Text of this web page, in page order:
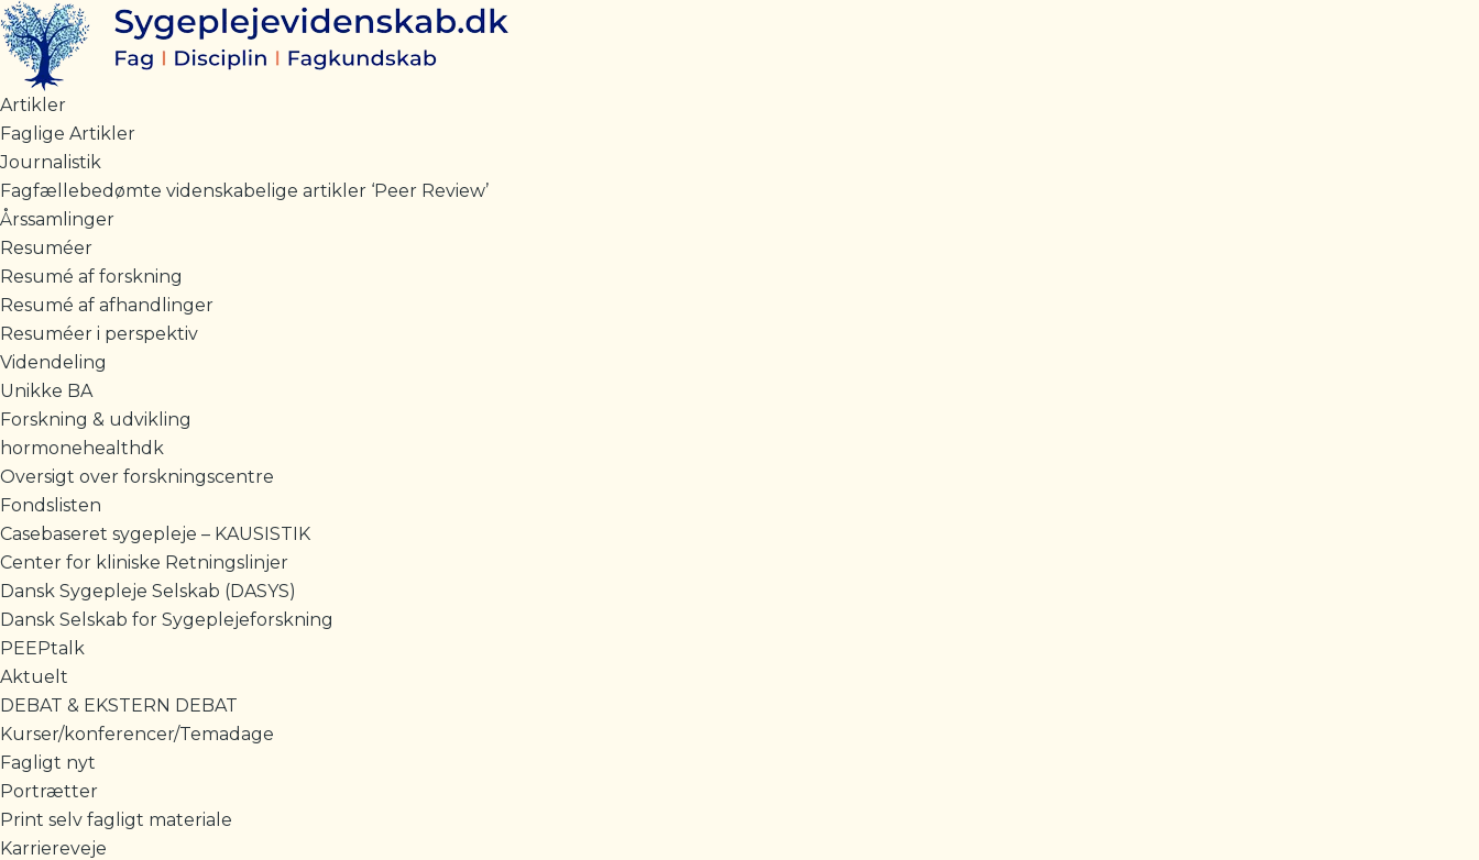
Gå
til
indholdet
Artikler
Faglige Artikler
Journalistik
Fagfællebedømte videnskabelige artikler ‘Peer Review’
Årssamlinger
Resuméer
Resumé af forskning
Resumé af afhandlinger
Resuméer i perspektiv
Videndeling
Unikke BA
Forskning & udvikling
hormonehealthdk
Oversigt over forskningscentre
Fondslisten
Casebaseret sygepleje – KAUSISTIK
Center for kliniske Retningslinjer
Dansk Sygepleje Selskab (DASYS)
Dansk Selskab for Sygeplejeforskning
PEEPtalk
Aktuelt
DEBAT & EKSTERN DEBAT
Kurser/konferencer/Temadage
Fagligt nyt
Portrætter
Print selv fagligt materiale
Karriereveje